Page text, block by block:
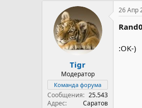
Tigr
Модератор
Команда форума
Сообщения
25.543
Адрес
Саратов
26 Апр
:OK-)